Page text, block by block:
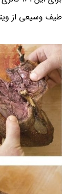
طیف وسیعی از